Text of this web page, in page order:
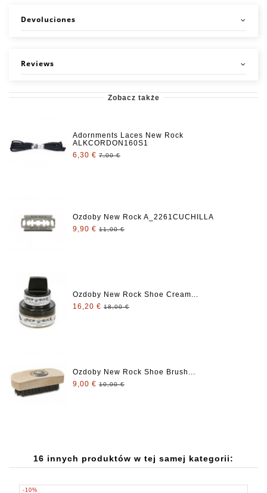
Devoluciones
Reviews
Zobacz także
Adornments Laces New Rock
ALKCORDON160S1
6,30 € 7,00 €
Ozdoby New Rock A_2261CUCHILLA
9,90 € 11,00 €
Ozdoby New Rock Shoe Cream...
16,20 € 18,00 €
Ozdoby New Rock Shoe Brush...
9,00 € 10,00 €
16 innych produktów w tej samej kategorii:
-10%